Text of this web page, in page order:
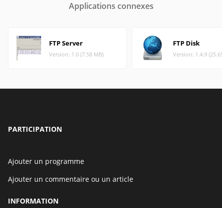
Applications connexes
FTP Server
Version: 1.0 (7.58 MB)
FTP Disk
Version: 1.4.9
PARTICIPATION
Ajouter un programme
Ajouter un commentaire ou un article
INFORMATION